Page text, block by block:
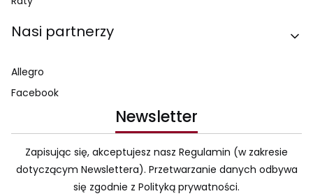
Nasi partnerzy
Allegro
Facebook
Newsletter
Zapisując się, akceptujesz nasz Regulamin (w zakresie
dotyczącym Newslettera). Przetwarzanie danych odbywa
się zgodnie z Polityką prywatności.